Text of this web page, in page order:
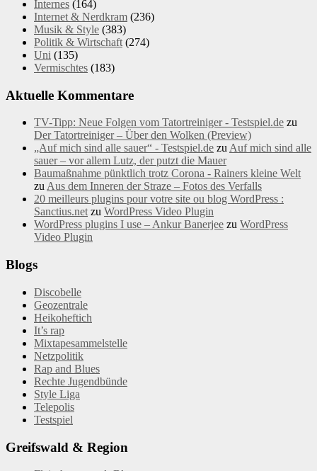
Internes (164)
Internet & Nerdkram (236)
Musik & Style (383)
Politik & Wirtschaft (274)
Uni (135)
Vermischtes (183)
Aktuelle Kommentare
TV-Tipp: Neue Folgen vom Tatortreiniger - Testspiel.de zu
Der Tatortreiniger – Über den Wolken (Preview)
„Auf mich sind alle sauer“ - Testspiel.de zu Auf mich sind alle
sauer – vor allem Lutz, der putzt die Mauer
Baumaßnahme pünktlich trotz Corona - Rainers kleine Welt
zu Aus dem Inneren der Straze – Fotos des Verfalls
20 meilleurs plugins pour votre site ou blog WordPress :
Sanctius.net zu WordPress Video Plugin
WordPress plugins I use – Ankur Banerjee zu WordPress
Video Plugin
Blogs
Discobelle
Geozentrale
Heikoheftich
It’s rap
Mixtapesammelstelle
Netzpolitik
Rap and Blues
Rechte Jugendbünde
Style Liga
Telepolis
Testspiel
Greifswald & Region